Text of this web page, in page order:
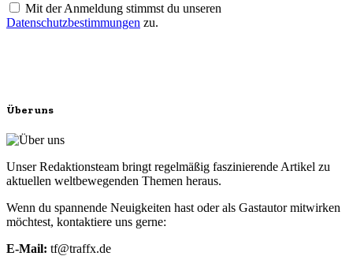
Mit der Anmeldung stimmst du unseren
Datenschutzbestimmungen zu.
Über uns
Unser Redaktionsteam bringt regelmäßig faszinierende Artikel zu
aktuellen weltbewegenden Themen heraus.
Wenn du spannende Neuigkeiten hast oder als Gastautor mitwirken
möchtest, kontaktiere uns gerne:
E-Mail: tf@traffx.de